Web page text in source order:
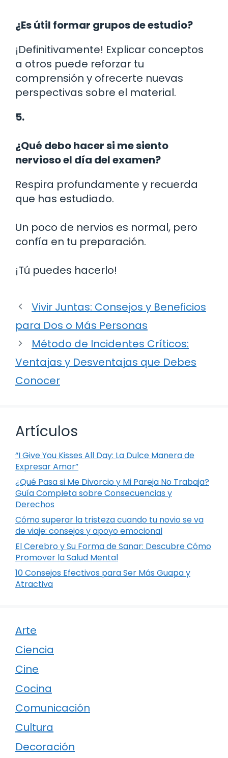
¿Es útil formar grupos de estudio?
¡Definitivamente! Explicar conceptos
a otros puede reforzar tu
comprensión y ofrecerte nuevas
perspectivas sobre el material.
5.
¿Qué debo hacer si me siento
nervioso el día del examen?
Respira profundamente y recuerda
que has estudiado.
Un poco de nervios es normal, pero
confía en tu preparación.
¡Tú puedes hacerlo!
Vivir Juntas: Consejos y Beneficios
para Dos o Más Personas
Método de Incidentes Críticos:
Ventajas y Desventajas que Debes
Conocer
Artículos
“I Give You Kisses All Day: La Dulce Manera de
Expresar Amor”
¿Qué Pasa si Me Divorcio y Mi Pareja No Trabaja?
Guía Completa sobre Consecuencias y
Derechos
Cómo superar la tristeza cuando tu novio se va
de viaje: consejos y apoyo emocional
El Cerebro y Su Forma de Sanar: Descubre Cómo
Promover la Salud Mental
10 Consejos Efectivos para Ser Más Guapa y
Atractiva
Arte
Ciencia
Cine
Cocina
Comunicación
Cultura
Decoración